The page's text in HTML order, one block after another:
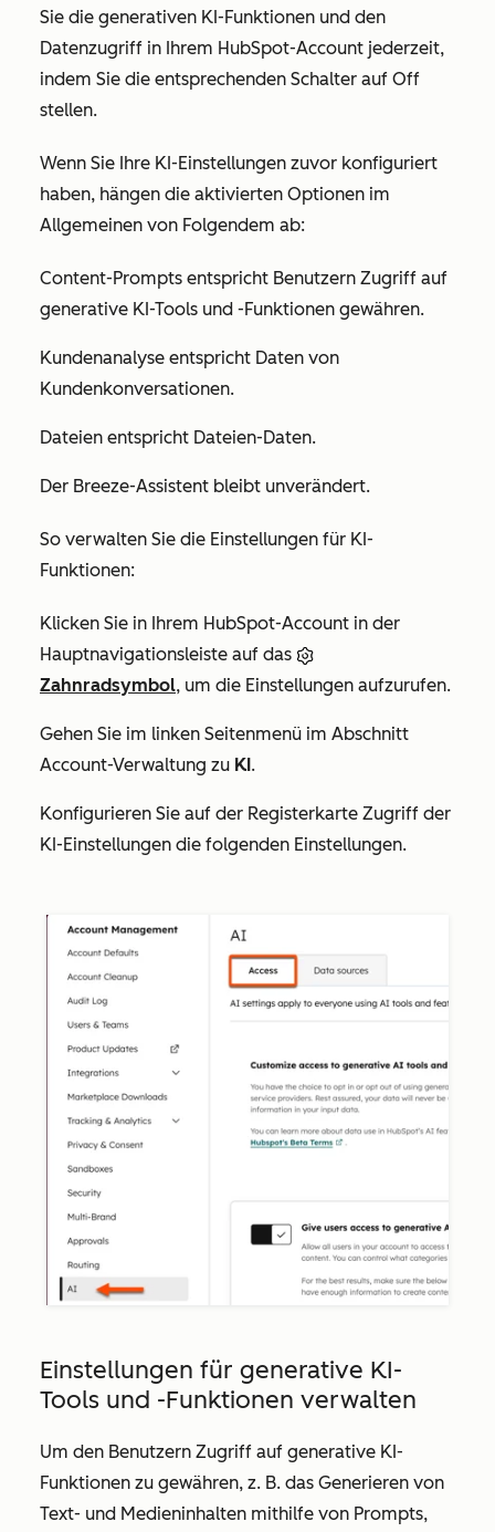
Sie die generativen KI-Funktionen und den
Datenzugriff in Ihrem HubSpot-Account jederzeit,
indem Sie die entsprechenden Schalter auf Off
stellen.
Wenn Sie Ihre KI-Einstellungen zuvor konfiguriert
haben, hängen die aktivierten Optionen im
Allgemeinen von Folgendem ab:
Content-Prompts entspricht Benutzern Zugriff auf
generative KI-Tools und -Funktionen gewähren.
Kundenanalyse entspricht Daten von
Kundenkonversationen.
Dateien entspricht Dateien-Daten.
Der Breeze-Assistent bleibt unverändert.
So verwalten Sie die Einstellungen für KI-
Funktionen:
Klicken Sie in Ihrem HubSpot-Account in der
Hauptnavigationsleiste auf das
Zahnradsymbol, um die Einstellungen aufzurufen.
Gehen Sie im linken Seitenmenü im Abschnitt
Account-Verwaltung zu KI.
Konfigurieren Sie auf der Registerkarte Zugriff der
KI-Einstellungen die folgenden Einstellungen.
Einstellungen für generative KI-
Tools und -Funktionen verwalten
Um den Benutzern Zugriff auf generative KI-
Funktionen zu gewähren, z. B. das Generieren von
Text- und Medieninhalten mithilfe von Prompts,